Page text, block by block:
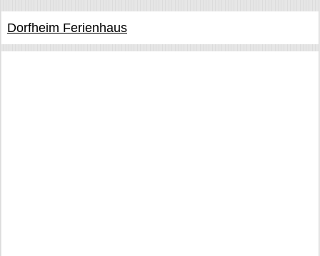
Dorfheim Ferienhaus